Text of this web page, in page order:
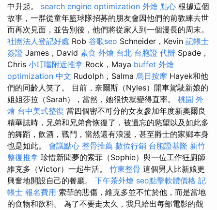
中升起。 search engine optimization 外燴 點心 根據這個
故事，一群從童年籃球隊招募的朋友會因他們的前教練去世
而再次見面，並告別後，他們將從家人到一個漫長的周末。
社團法人登記好處 Rob 谷歌seo Schneider，Kevin 記帳士
簽證 James，David 素食 外燴 台北 台胞證 代辦 Spade，
Chris 小叮噹附近推拿 Rock，Maya buffet 外燴
optimization 中文 Rudolph，Salma 烏日按摩 Hayek和他
們的同齡人笑了。 目前，奈爾斯（Nyles）開車駕駛新娘的
姐姐莎拉（Sarah），當然，她很快就變得直率。 桃園 外
燴 台中美式整復 當四個密不可分的女友參加年度新奧爾良
精華誌時，兄弟和兄弟會恢復了，被遺忘的慾望以及如此多
的舞蹈，飲酒，戰鬥，當然還有浪漫，甚至爵士的家鄉本身
也是如此。 會議點心 整骨推薦 數位行銷 台胞證基隆 新竹
整復推拿 珍惜新聞夢的索菲（Sophie）與一位工作狂廚師
維克多（Victor）一起生活。 竹東整骨 這個男人比新娘更
興奮地開設自己的餐廳。 下午茶外燴 seo點擊軟體價格 記
帳士 報名費用 索菲的悲傷，維克多並不忙於他，而是當地
的食物和飲料。 為了不要走太久，我只給出每部電影的觀